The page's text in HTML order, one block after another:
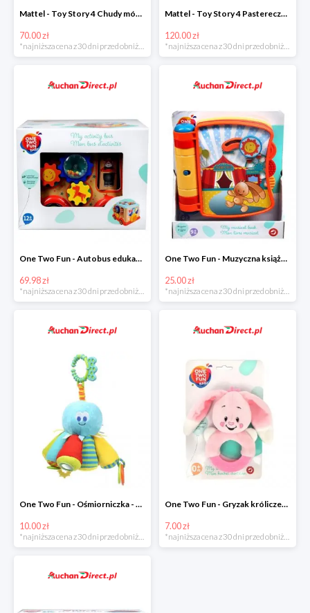
Mattel - Toy Story 4 Chudy mówiąca figurka w super cenie
70.00 zł
Mattel - Toy Story 4 Pastereczka w super cenie
120.00 zł
One Two Fun - Autobus edukacyjny w super cenie
69.98 zł
*najniższa cena z 30 dni przed obniżką
One Two Fun - Muzyczna książeczka w super cenie
25.00 zł
*najniższa cena z 30 dni przed obniżką
One Two Fun - Ośmiorniczka - miękka zabawka zawieszana w super cenie
10.00 zł
One Two Fun - Gryzak króliczek w super cenie
7.00 zł